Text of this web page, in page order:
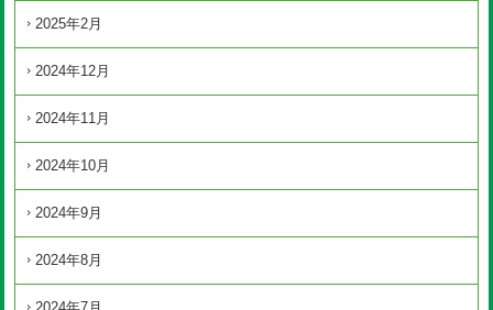
2025年2月
2024年12月
2024年11月
2024年10月
2024年9月
2024年8月